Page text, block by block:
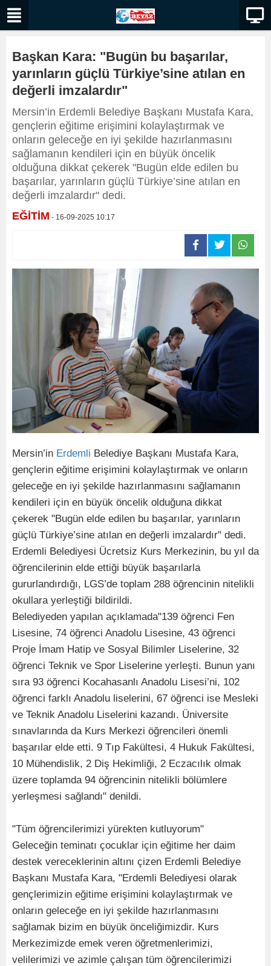
Başkan Kara: "Bugün bu başarılar,
yarınların güçlü Türkiye’sine atılan en
değerli imzalardır"
Mersin’in Erdemli Belediye Başkanı Mustafa Kara,
gençlerin eğitime erişimini kolaylaştırmak ve
onların geleceğe en iyi şekilde hazırlanmasını
sağlamanın kendileri için en büyük öncelik
olduğuna dikkat çekerek "Bugün elde edilen bu
başarılar, yarınların güçlü Türkiye’sine atılan en
değerli imzalardır" dedi.
EĞİTİM - 16-09-2025 10:17
Mersin’in Erdemli Belediye Başkanı Mustafa Kara,
gençlerin eğitime erişimini kolaylaştırmak ve onların
geleceğe en iyi şekilde hazırlanmasını sağlamanın
kendileri için en büyük öncelik olduğuna dikkat
çekerek "Bugün elde edilen bu başarılar, yarınların
güçlü Türkiye’sine atılan en değerli imzalardır" dedi.
Erdemli Belediyesi Ücretsiz Kurs Merkezinin, bu yıl da
öğrencilerinin elde ettiği büyük başarılarla
gururlandırdığı, LGS’de toplam 288 öğrencinin nitelikli
okullara yerleştiği bildirildi.
Belediyeden yapılan açıklamada"139 öğrenci Fen
Lisesine, 74 öğrenci Anadolu Lisesine, 43 öğrenci
Proje İmam Hatip ve Sosyal Bilimler Liselerine, 32
öğrenci Teknik ve Spor Liselerine yerleşti. Bunun yanı
sıra 93 öğrenci Kocahasanlı Anadolu Lisesi’ni, 102
öğrenci farklı Anadolu liselerini, 67 öğrenci ise Mesleki
ve Teknik Anadolu Liselerini kazandı. Üniversite
sınavlarında da Kurs Merkezi öğrencileri önemli
başarılar elde etti. 9 Tıp Fakültesi, 4 Hukuk Fakültesi,
10 Mühendislik, 2 Diş Hekimliği, 2 Eczacılık olmak
üzere toplamda 94 öğrencinin nitelikli bölümlere
yerleşmesi sağlandı" denildi.
"Tüm öğrencilerimizi yürekten kutluyorum"
Geleceğin teminatı çocuklar için eğitime her daim
destek vereceklerinin altını çizen Erdemli Belediye
Başkanı Mustafa Kara, "Erdemli Belediyesi olarak
gençlerimizin eğitime erişimini kolaylaştırmak ve
onların geleceğe en iyi şekilde hazırlanmasını
sağlamak bizim en büyük önceliğimizdir. Kurs
Merkezimizde emek veren öğretmenlerimizi,
velilerimizi ve azimle çalışan tüm öğrencilerimizi